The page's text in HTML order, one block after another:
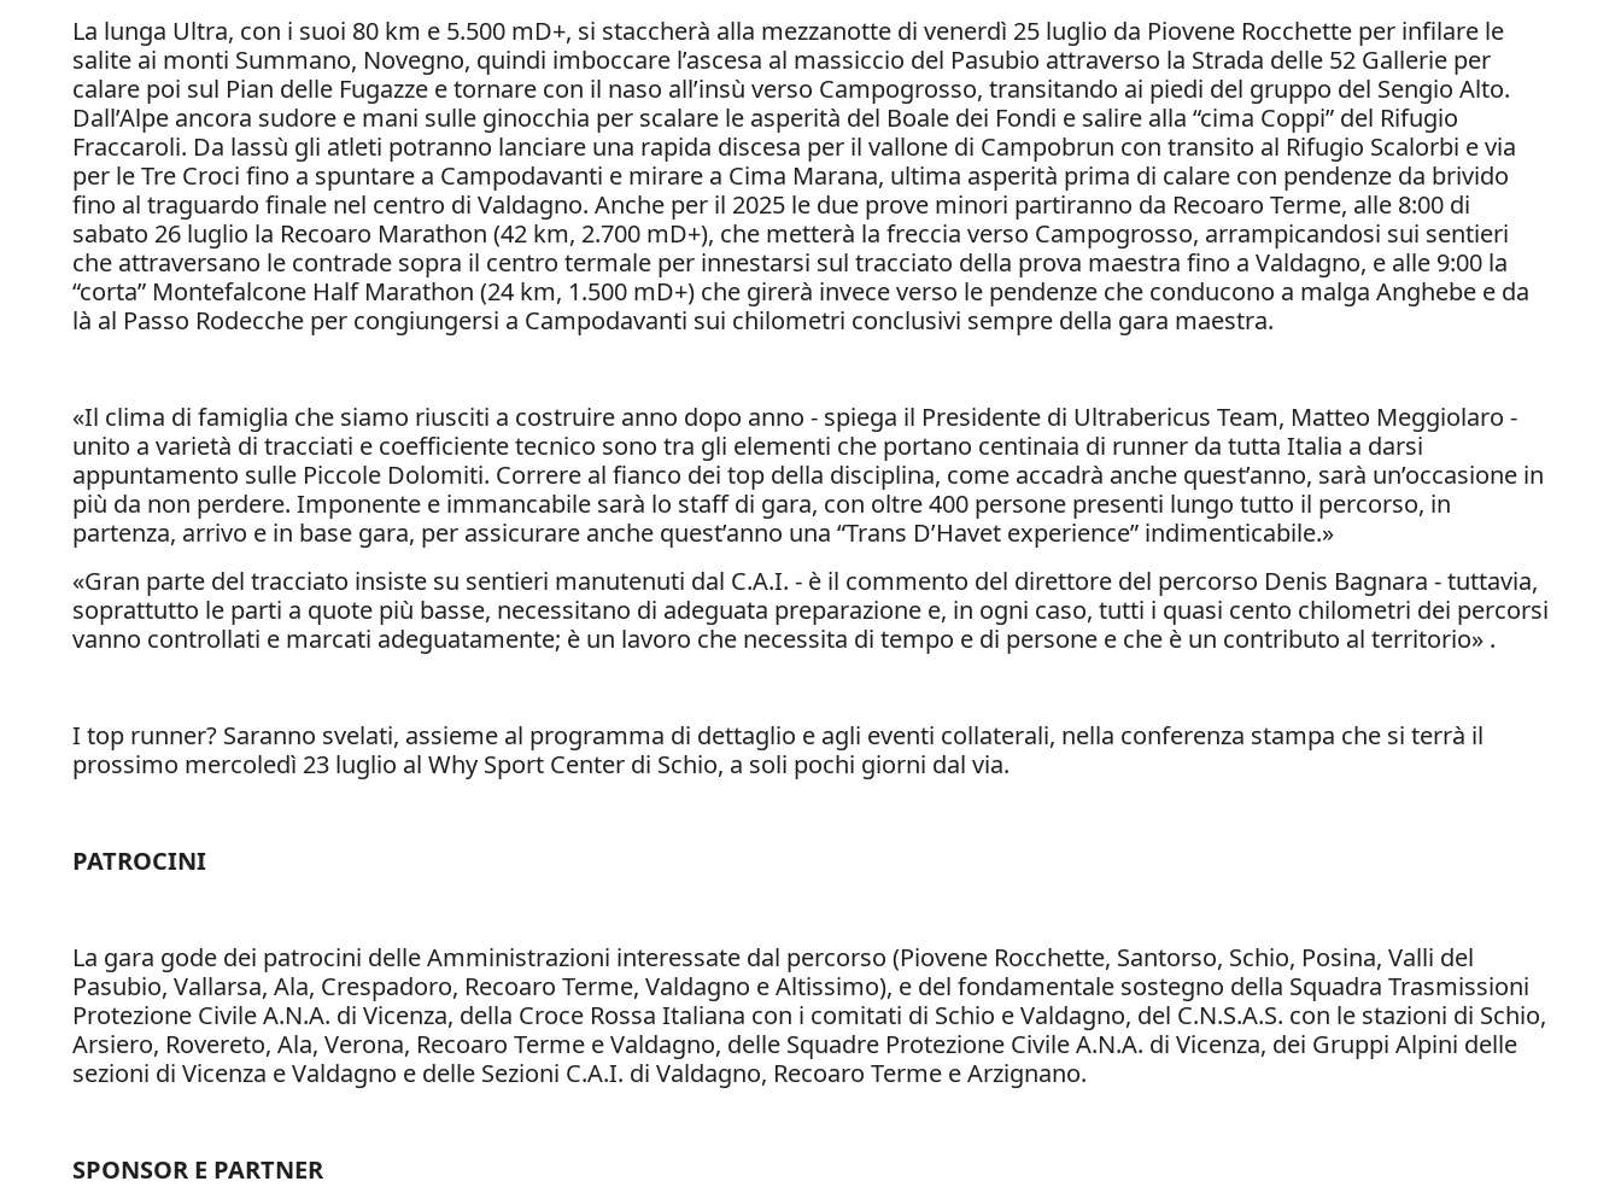
La lunga Ultra, con i suoi 80 km e 5.500 mD+, si staccherà alla mezzanotte di venerdì 25 luglio da Piovene Rocchette per infilare le
salite ai monti Summano, Novegno, quindi imboccare l’ascesa al massiccio del Pasubio attraverso la Strada delle 52 Gallerie per
calare poi sul Pian delle Fugazze e tornare con il naso all’insù verso Campogrosso, transitando ai piedi del gruppo del Sengio Alto.
Dall’Alpe ancora sudore e mani sulle ginocchia per scalare le asperità del Boale dei Fondi e salire alla “cima Coppi” del Rifugio
Fraccaroli. Da lassù gli atleti potranno lanciare una rapida discesa per il vallone di Campobrun con transito al Rifugio Scalorbi e via
per le Tre Croci fino a spuntare a Campodavanti e mirare a Cima Marana, ultima asperità prima di calare con pendenze da brivido
fino al traguardo finale nel centro di Valdagno. Anche per il 2025 le due prove minori partiranno da Recoaro Terme, alle 8:00 di
sabato 26 luglio la Recoaro Marathon (42 km, 2.700 mD+), che metterà la freccia verso Campogrosso, arrampicandosi sui sentieri
che attraversano le contrade sopra il centro termale per innestarsi sul tracciato della prova maestra fino a Valdagno, e alle 9:00 la
“corta” Montefalcone Half Marathon (24 km, 1.500 mD+) che girerà invece verso le pendenze che conducono a malga Anghebe e da
là al Passo Rodecche per congiungersi a Campodavanti sui chilometri conclusivi sempre della gara maestra.
«Il clima di famiglia che siamo riusciti a costruire anno dopo anno - spiega il Presidente di Ultrabericus Team, Matteo Meggiolaro -
unito a varietà di tracciati e coefficiente tecnico sono tra gli elementi che portano centinaia di runner da tutta Italia a darsi
appuntamento sulle Piccole Dolomiti. Correre al fianco dei top della disciplina, come accadrà anche quest’anno, sarà un’occasione in
più da non perdere. Imponente e immancabile sarà lo staff di gara, con oltre 400 persone presenti lungo tutto il percorso, in
partenza, arrivo e in base gara, per assicurare anche quest’anno una “Trans D’Havet experience” indimenticabile.»
«Gran parte del tracciato insiste su sentieri manutenuti dal C.A.I. - è il commento del direttore del percorso Denis Bagnara - tuttavia,
soprattutto le parti a quote più basse, necessitano di adeguata preparazione e, in ogni caso, tutti i quasi cento chilometri dei percorsi
vanno controllati e marcati adeguatamente; è un lavoro che necessita di tempo e di persone e che è un contributo al territorio» .
I top runner? Saranno svelati, assieme al programma di dettaglio e agli eventi collaterali, nella conferenza stampa che si terrà il
prossimo mercoledì 23 luglio al Why Sport Center di Schio, a soli pochi giorni dal via.
PATROCINI
La gara gode dei patrocini delle Amministrazioni interessate dal percorso (Piovene Rocchette, Santorso, Schio, Posina, Valli del
Pasubio, Vallarsa, Ala, Crespadoro, Recoaro Terme, Valdagno e Altissimo), e del fondamentale sostegno della Squadra Trasmissioni
Protezione Civile A.N.A. di Vicenza, della Croce Rossa Italiana con i comitati di Schio e Valdagno, del C.N.S.A.S. con le stazioni di Schio,
Arsiero, Rovereto, Ala, Verona, Recoaro Terme e Valdagno, delle Squadre Protezione Civile A.N.A. di Vicenza, dei Gruppi Alpini delle
sezioni di Vicenza e Valdagno e delle Sezioni C.A.I. di Valdagno, Recoaro Terme e Arzignano.
SPONSOR E PARTNER